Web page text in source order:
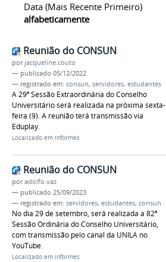
Data (mais Recente Primeiro)
alfabeticamente
Reunião do CONSUN
por jacqueline.couto
— publicado 05/12/2022
— registrado em: consun, servidores, estudantes
A 29ª Sessão Extraordinária do Conselho
Universitário será realizada na próxima sexta-
feira (9). A reunião terá transmissão via
Eduplay.
Localizado em Informes
Reunião do CONSUN
poradolfo.vaz
— publicado 25/09/2023
— registrado em: servidores, estudantes, consun
No dia 29 de setembro, será realizada a 82ª
Sessão Ordinária do Conselho Universitário,
com transmissão pelo canal da UNILA no
YouTube.
Localizado em Informes